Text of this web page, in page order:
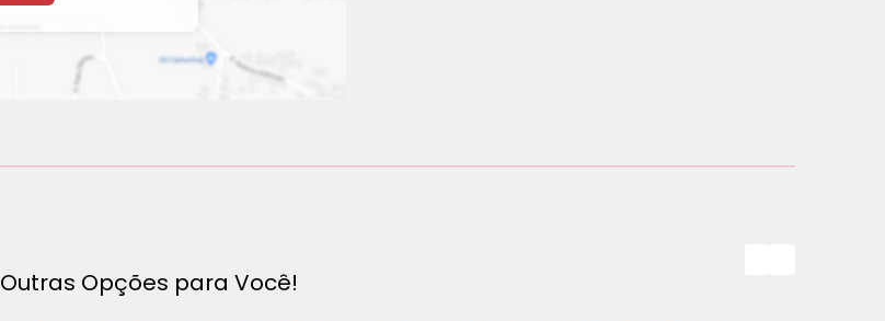
Outras Opções para Você!